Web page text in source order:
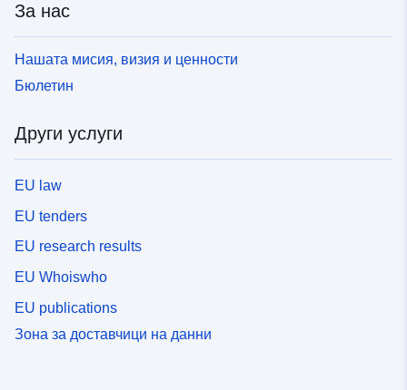
За нас
Нашата мисия, визия и ценности
Бюлетин
Други услуги
EU law
EU tenders
EU research results
EU Whoiswho
EU publications
Зона за доставчици на данни